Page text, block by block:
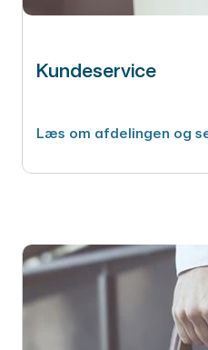
Kundeservice
Læs om afdelingen og